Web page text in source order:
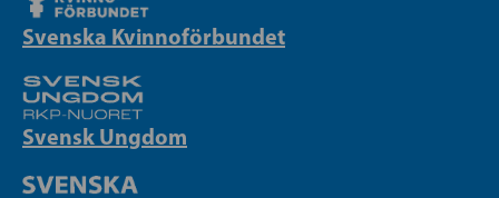
Svenska Kvinnoförbundet
Svensk Ungdom